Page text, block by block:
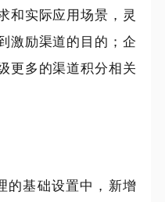
和实际应用场景，灵
激励渠道的目的；企
更多的渠道积分相关
的基础设置中，新增